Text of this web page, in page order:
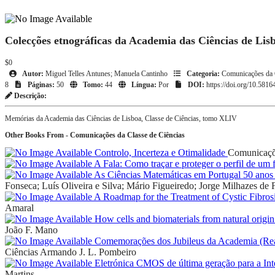
Colecções etnográficas da Academia das Ciências de
$0
Autor: Miguel Telles Antunes; Manuela Cantinho Categoria: Comunicações da
8
Páginas: 50 Tomo: 44 Língua: Por DOI: https://doi.org/
Descrição:
Memórias da Academia das Ciências de Lisboa, Classe de Ciências, tomo XLIV
Other Books From - Comunicações da Classe de Ciências
Controlo, Incerteza e Otimalidade
A Fala: Como traçar e proteger o perfil de um
As Ciências Matemáticas em Portugal 50
Fonseca; Luís Oliveira e Silva; Mário Figueiredo; Jorge Milhazes de
A Roadmap for the Treatment of Cystic
Amaral
How cells and biomaterials from natural
João F. Mano
Comemorações dos Jubileus da Academia
Ciências Armando J. L. Pombeiro
Eletrónica CMOS de última geração para a